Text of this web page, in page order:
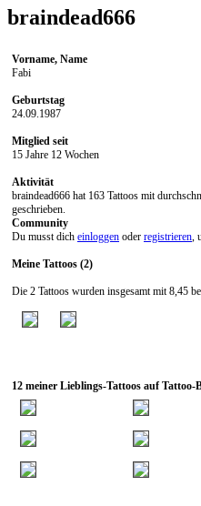
braindead666
Vorname, Name
Fabi
Geburtstag
24.09.1987
Mitglied seit
15 Jahre 12 Wochen
Aktivität
braindead666 hat 163 Tattoos mit
geschrieben.
Community
Du musst dich einloggen oder registrieren,
Meine Tattoos (2)
Die 2 Tattoos wurden insgesamt mit 8,45
12 meiner Lieblings-Tattoos auf Tattoo-